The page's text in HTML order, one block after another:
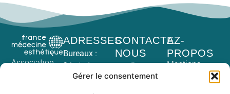
Gérer le consentement
Association
ADRESSES
Bureaux :
2 Lot. de
Doumayne
CONTACTEZ-
NOUS
Lundi au
vendredi
A
PROPOS
Mentions
Politique de